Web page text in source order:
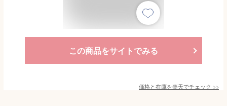
この商品をサイトでみる
価格と在庫を楽天でチェック >>